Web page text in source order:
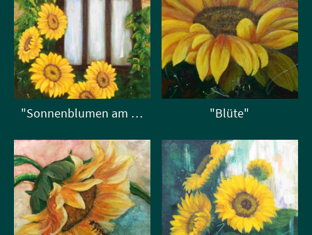
"Sonnenblumen am Fenster" "Blüte"